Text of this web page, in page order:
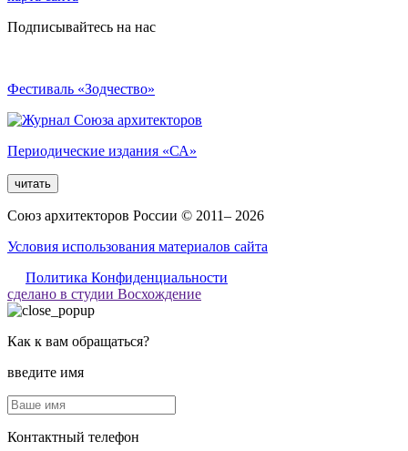
Подписывайтесь на нас
Фестиваль «Зодчество»
Периодические издания «СА»
читать
Союз архитекторов России © 2011– 2026
Условия использования материалов сайта
Политика Конфиденциальности
сделано в студии Восхождение
Как к вам обращаться?
введите имя
Контактный телефон